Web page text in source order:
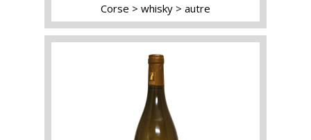
Corse whisky autre